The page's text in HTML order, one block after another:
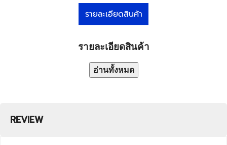
รายละเอียดสินค้า
รายละเอียดสินค้า
อ่านทั้งหมด
REVIEW